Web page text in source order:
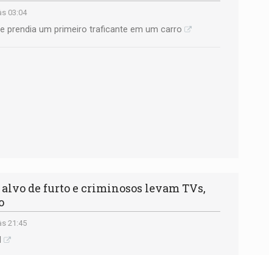
03:04
prendia um primeiro traficante em um carro
alvo de furto e criminosos levam TVs,
21:45